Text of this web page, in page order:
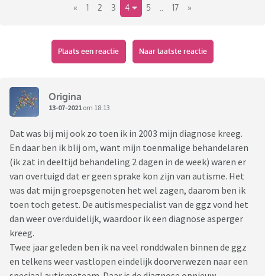
« 1 2 3 4 5 17 »
Plaats een reactie Naar laatste reactie
Origina
13-07-2021 om 18:13
Dat was bij mij ook zo toen ik in 2003 mijn diagnose kreeg.
En daar ben ik blij om, want mijn toenmalige behandelaren
(ik zat in deeltijd behandeling 2 dagen in de week) waren er
van overtuigd dat er geen sprake kon zijn van autisme. Het
was dat mijn groepsgenoten het wel zagen, daarom ben ik
toen toch getest. De autismespecialist van de ggz vond het
dan weer overduidelijk, waardoor ik een diagnose asperger
kreeg.
Twee jaar geleden ben ik na veel ronddwalen binnen de ggz
en telkens weer vastlopen eindelijk doorverwezen naar een